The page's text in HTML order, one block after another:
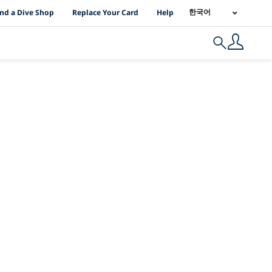
Location Links
a Dive Shop Replace Your Card Help 한국어
Search